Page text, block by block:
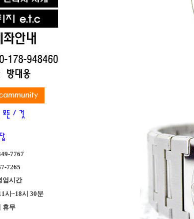
7767
7265
업시간
시~18시 30분
휴무